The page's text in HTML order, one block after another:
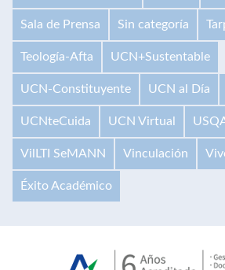
Sala de Prensa Sin categoría
Teología-Afta UCN+Sustentable
UCN-Constituyente UCN al Día
UCNteCuida UCN Virtual
VilLTI SeMANN Vinculación
Éxito Académico